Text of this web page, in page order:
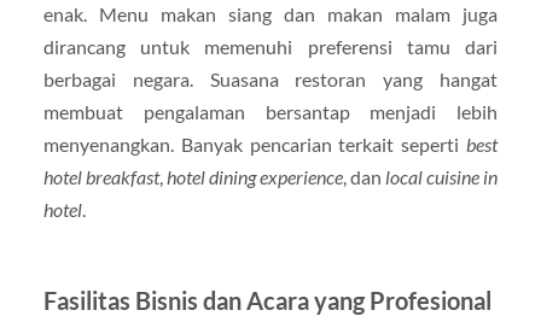
enak. Menu makan siang dan makan malam juga
dirancang untuk memenuhi preferensi tamu dari
berbagai negara. Suasana restoran yang hangat
membuat pengalaman bersantap menjadi lebih
menyenangkan. Banyak pencarian terkait seperti best
hotel breakfast, hotel dining experience , dan local cuisine in
hotel.
Fasilitas Bisnis dan Acara yang Profesional